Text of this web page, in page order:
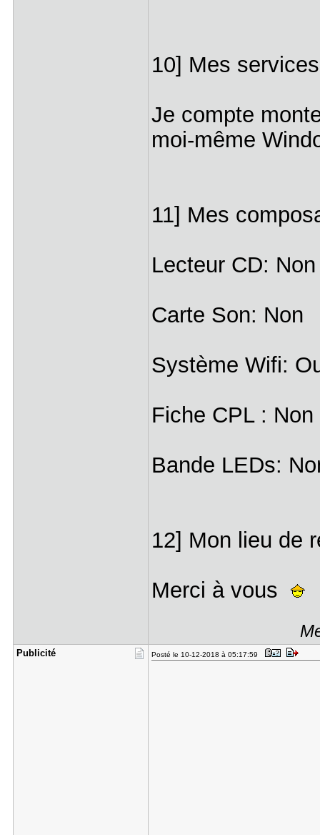
10] Mes
Je compte
moi-même
11] Mes
Lecteur CD: Non
Carte Son: Non
Système Wifi:
Fiche CPL : Non
Bande LEDs:
12] Mon lieu de
Merci à vous
Publicité Posté le 10-12-2018 à 05:17:59